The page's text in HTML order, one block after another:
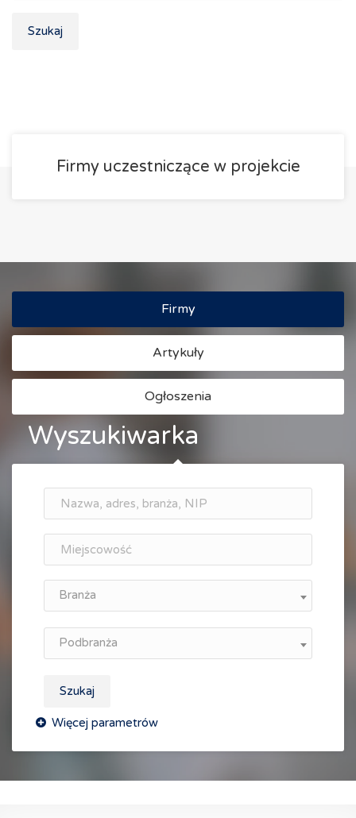
Szukaj
Firmy uczestniczące w projekcie
Firmy
Artykuły
Ogłoszenia
Wyszukiwarka
Branża
Podbranża
Szukaj